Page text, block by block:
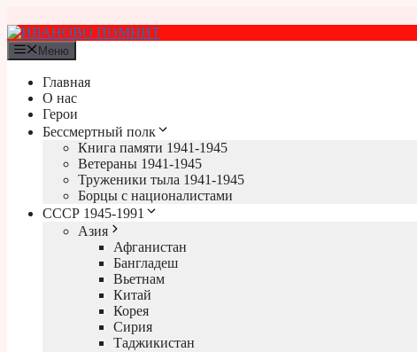
к
содержимому
Меню
Главная
О нас
Герои
Бессмертный полк
Книга памяти 1941-1945
Ветераны 1941-1945
Труженики тыла 1941-1945
Борцы с националистами
СССР 1945-1991
Азия
Афганистан
Бангладеш
Вьетнам
Китай
Корея
Сирия
Таджикистан